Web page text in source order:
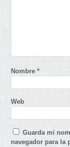
Nombre*
Web
Guarda mi
navegador para la